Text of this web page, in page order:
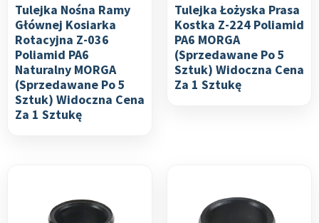
Tulejka Nośna Ramy
Głównej Kosiarka
Rotacyjna Z-036
Poliamid PA6
Naturalny MORGA
(sprzedawane Po 5
Sztuk) Widoczna Cena
Za 1 Sztukę
Tulejka Łożyska Prasa
Kostka Z-224 Poliamid
PA6 MORGA
(sprzedawane Po 5
Sztuk) Widoczna Cena
Za 1 Sztukę